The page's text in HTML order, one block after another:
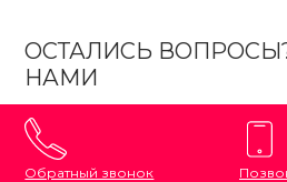
ОСТАЛИСЬ
НАМИ
Обратный звонок